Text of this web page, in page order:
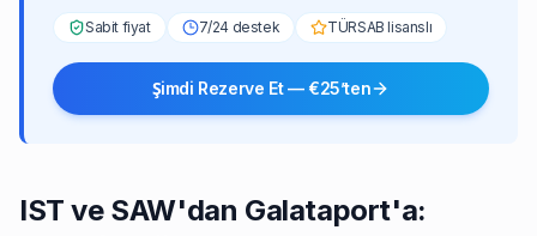
Sabit fiyat 7/24 destek TÜRSAB lisanslı
Şimdi Rezerve Et — €25’ten
IST ve SAW'dan Galataport'a: